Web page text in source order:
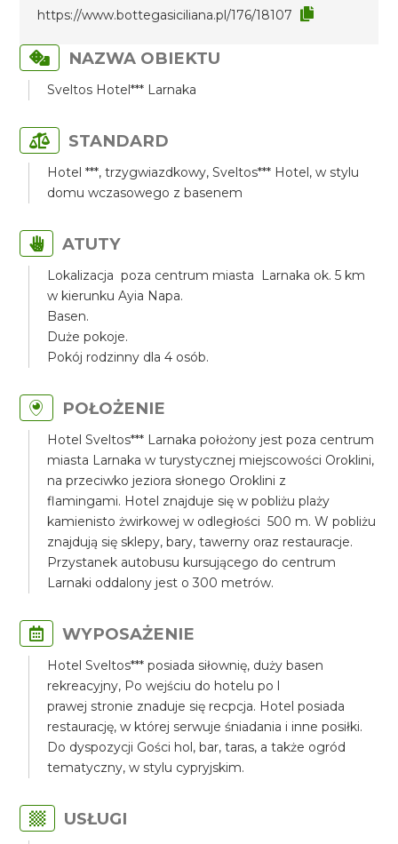
https://www.bottegasiciliana.pl/176/18107
NAZWA OBIEKTU
Sveltos Hotel*** Larnaka
STANDARD
Hotel ***, trzygwiazdkowy, Sveltos*** Hotel, w stylu
domu wczasowego z basenem
ATUTY
Lokalizacja poza centrum miasta Larnaka ok. 5 km
w kierunku Ayia Napa.
Basen.
Duże pokoje.
Pokój rodzinny dla 4 osób.
POŁOŻENIE
Hotel Sveltos*** Larnaka położony jest poza centrum
miasta Larnaka w turystycznej miejscowości Oroklini,
na przeciwko jeziora słonego Oroklini z
flamingami. Hotel znajduje się w pobliżu plaży
kamienisto żwirkowej w odległości 500 m. W pobliżu
znajdują się sklepy, bary, tawerny oraz restauracje.
Przystanek autobusu kursującego do centrum
Larnaki oddalony jest o 300 metrów.
WYPOSAŻENIE
Hotel Sveltos*** posiada siłownię, duży basen
rekreacyjny, Po wejściu do hotelu po l
prawej stronie znaduje się recpcja. Hotel posiada
restaurację, w której serwuje śniadania i inne posiłki.
Do dyspozycji Gości hol, bar, taras, a także ogród
tematyczny, w stylu cypryjskim.
USŁUGI